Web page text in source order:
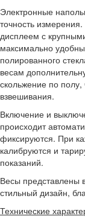
Электронные
точность
дисплеем с
максимально
полированного
весам
скольжение по полу,
взвешивания.
Включение и
происходит
фиксируются. При
калибруются и
показаний.
Весы представлены
стильный дизайн,
Технические